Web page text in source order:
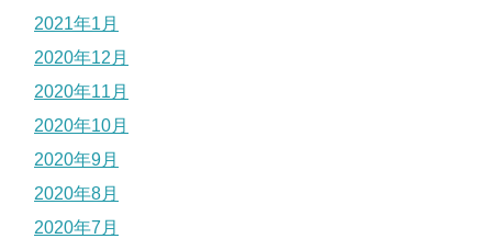
2021年1月
2020年12月
2020年11月
2020年10月
2020年9月
2020年8月
2020年7月